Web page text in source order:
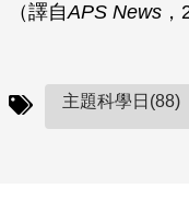
（譯自APS News
主題科學日(88)